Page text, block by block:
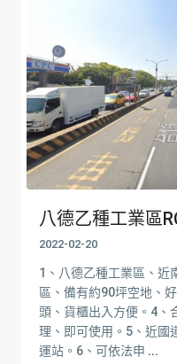
八德乙種工業區
2022-02-20
1、八德乙種工業區、近
區、備有約90坪空地、
頭、貨櫃出入方便。4、
理、即可使用。5、近國
運站。6、可依法申 ...